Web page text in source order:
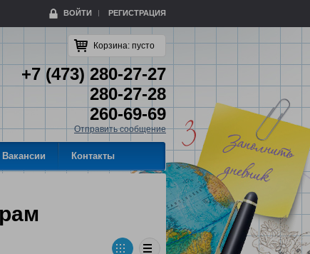
ВОЙТИ РЕГИСТРАЦИЯ
Корзина: пусто
+7 (473) 280-27-27
280-27-28
260-69-69
Отправить сообщение
Вакансии Контакты